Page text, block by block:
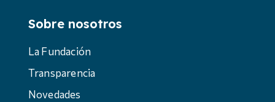
Sobre nosotros
La Fundación
Transparencia
Novedades